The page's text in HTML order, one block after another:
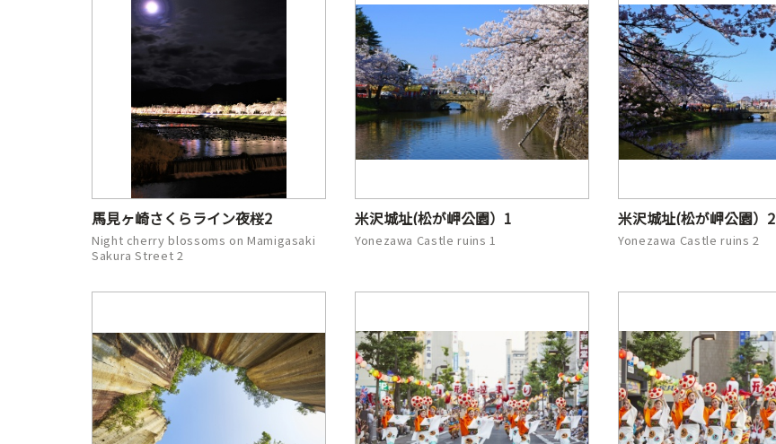
馬見ヶ崎さくらライン夜桜2
Night cherry blossoms on Mamigasaki
Sakura Street 2
米沢城址(松が岬公園）1
Yonezawa Castle ruins 1
米沢城址(松が岬公園）2
Yonezawa Castle ruins 2